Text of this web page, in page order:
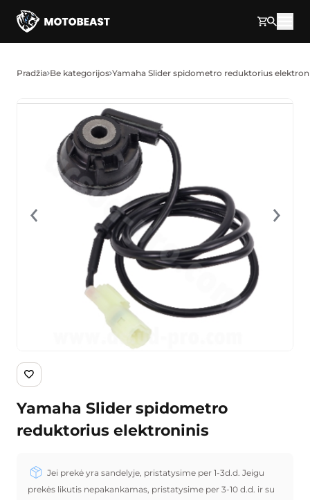
Pereikite prie turinio
Pradžia Be kategorijos Yamaha Slider spidometro reduktorius
Yamaha Slider spidometro
reduktorius elektroninis
Jei prekė yra sandelyje, pristatysime per 1-3d.d. Jeigu
prekės likutis nepakankamas, pristatysime per 3-10 d.d. ir su